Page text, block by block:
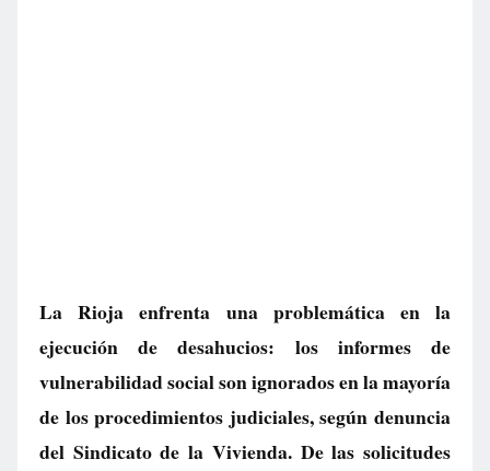
La Rioja enfrenta una problemática en la
ejecución de desahucios: los informes de
vulnerabilidad social son ignorados en la mayoría
de los procedimientos judiciales, según denuncia
del Sindicato de la Vivienda. De las solicitudes